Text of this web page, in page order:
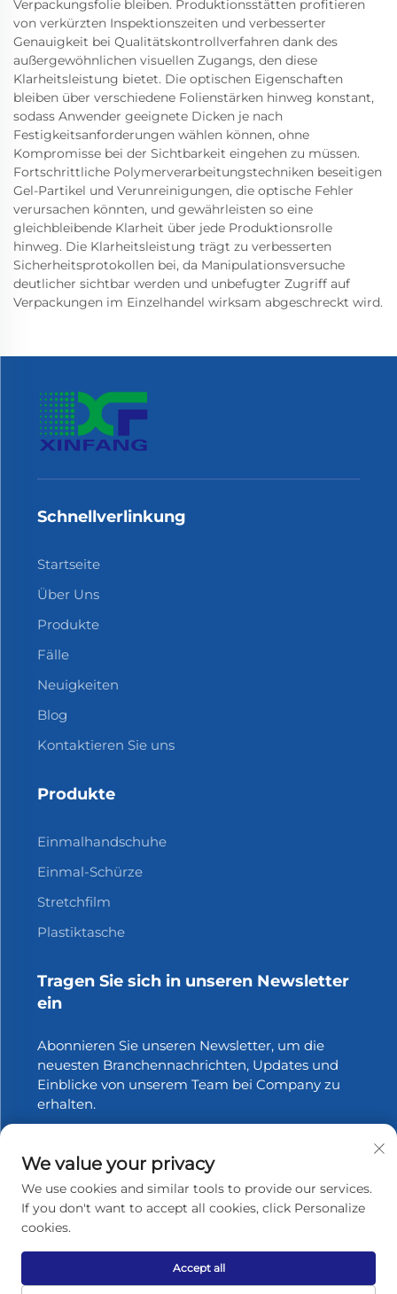
Verpackungsfolie bleiben. Produktionsstätten profitieren
von verkürzten Inspektionszeiten und verbesserter
Genauigkeit bei Qualitätskontrollverfahren dank des
außergewöhnlichen visuellen Zugangs, den diese
Klarheitsleistung bietet. Die optischen Eigenschaften
bleiben über verschiedene Folienstärken hinweg konstant,
sodass Anwender geeignete Dicken je nach
Festigkeitsanforderungen wählen können, ohne
Kompromisse bei der Sichtbarkeit eingehen zu müssen.
Fortschrittliche Polymerverarbeitungstechniken beseitigen
Gel-Partikel und Verunreinigungen, die optische Fehler
verursachen könnten, und gewährleisten so eine
gleichbleibende Klarheit über jede Produktionsrolle
hinweg. Die Klarheitsleistung trägt zu verbesserten
Sicherheitsprotokollen bei, da Manipulationsversuche
deutlicher sichtbar werden und unbefugter Zugriff auf
Verpackungen im Einzelhandel wirksam abgeschreckt wird.
Schnellverlinkung
Startseite
Über Uns
Produkte
Fälle
Neuigkeiten
Blog
Kontaktieren Sie uns
Produkte
Einmalhandschuhe
Einmal-Schürze
Stretchfilm
Plastiktasche
Tragen Sie sich in unseren Newsletter
ein
Abonnieren Sie unseren Newsletter, um die
neuesten Branchennachrichten, Updates und
Einblicke von unserem Team bei Company zu
erhalten.
Urheberrecht © 2025 Zhangjiagang Xinfang Packaging
We value your privacy
We use cookies and similar tools to provide our services.
If you don't want to accept all cookies, click Personalize
cookies.
Accept all